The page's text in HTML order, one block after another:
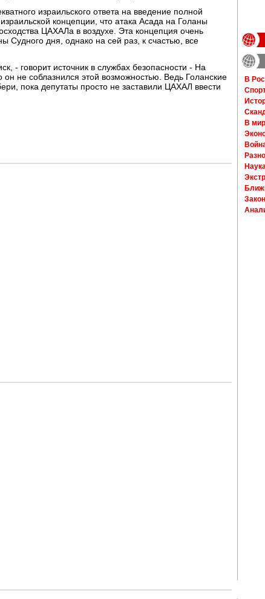
израильского ответа на введение полной
концепции, что атака Асада на Голаны
ЦАХАЛа в воздухе. Эта концепция очень
Судного дня, однако на сей раз, к счастью, все
- говорит источник в службах безопасности - На
не соблазнился этой возможностью. Ведь Голанские
пока депутаты просто не заставили ЦАХАЛ ввести
В
В